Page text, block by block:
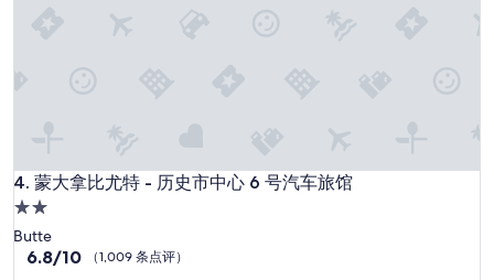
4. 蒙大拿比尤特 - 历史市中心 6 号汽车旅馆
蒙大拿比尤特 - 历史市中心 6 号汽车旅馆
2.0
星
住
Butte
6.8
6.8/10 （1,009 条点评）